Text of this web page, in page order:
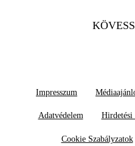
Impresszum
Adatvédelem
Cookie Szabályzatok